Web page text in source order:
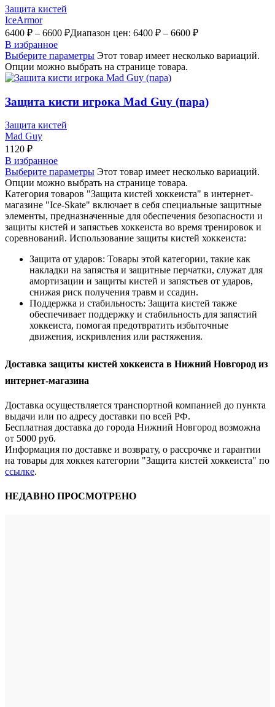
Защита кистей
IceArmor
6400 ₽ – 6600 ₽Диапазон цен: 6400 ₽ – 6600 ₽
В избранное
Выберите параметры Этот товар имеет несколько вариаций.
Опции можно выбрать на странице товара.
Защита кисти игрока Mad Guy (пара)
Защита кистей
Mad Guy
1120 ₽
В избранное
Выберите параметры Этот товар имеет несколько вариаций.
Опции можно выбрать на странице товара.
Категория товаров "Защита кистей хоккеиста" в интернет-
магазине "Ice-Skate" включает в себя специальные защитные
элементы, предназначенные для обеспечения безопасности и
защиты кистей и запястьев хоккеиста во время тренировок и
соревнований. Использование защиты кистей хоккеиста:
Защита от ударов: Товары этой категории, такие как
накладки на запястья и защитные перчатки, служат для
амортизации и защиты кистей и запястьев от ударов,
снижая риск получения травм и ссадин.
Поддержка и стабильность: Защита кистей также
обеспечивает поддержку и стабильность для запястий
хоккеиста, помогая предотвратить избыточные
движения, искривления или растяжения.
Доставка защиты кистей хоккеиста в Нижний Новгород из
интернет-магазина
Доставка осуществляется транспортной компанией до пункта
выдачи или по адресу доставки по всей РФ.
Бесплатная доставка до города Нижний Новгород возможна
от 5000 руб.
Информация по доставке и возврату, о рассрочке и гарантии
на товары для хоккея категории "Защита кистей хоккеиста" по
ссылке.
НЕДАВНО ПРОСМОТРЕНО